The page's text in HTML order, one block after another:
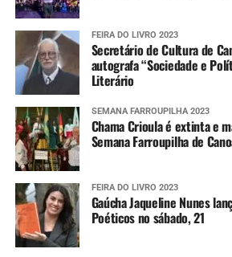
FEIRA DO LIVRO 2023
Secretário de Cultura de
autografa “Sociedade e
Literário
SEMANA FARROUPILHA 2023
Chama Crioula é extinta e
Semana Farroupilha de
FEIRA DO LIVRO 2023
Gaúcha Jaqueline Nunes
Poéticos no sábado, 21